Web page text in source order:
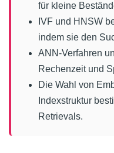
für kleine
IVF und HNSW
indem sie den
ANN-Verfahren
Rechenzeit und
Die Wahl von
Indexstruktur
Retrievals.